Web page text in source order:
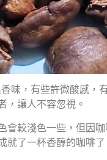
味，有些許微酸感，
，讓人不容忽視。
較淺色一些，但因
了一杯香醇的咖啡了